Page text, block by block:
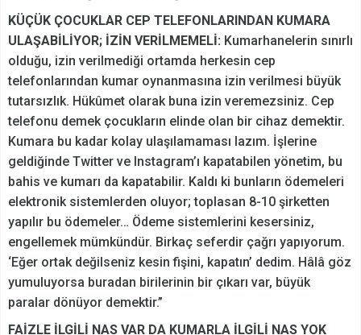
KÜÇÜK ÇOCUKLAR CEP TELEFONLARINDAN KUMARA
ULAŞABİLİYOR; İZİN VERİLMEMELİ: Kumarhanelerin sınırlı
olduğu, izin verilmediği ortamda herkesin cep
telefonlarından kumar oynanmasına izin verilmesi büyük
tutarsızlık. Hükûmet olarak buna izin veremezsiniz. Cep
telefonu demek çocukların elinde olan bir cihaz demektir.
Kumara bu kadar kolay ulaşılamaması lazım. İşlerine
geldiğinde Twitter ve Instagram’ı kapatabilen yönetim, bu
bahis ve kumarı da kapatabilir. Kaldı ki bunların ödemeleri
elektronik sistemlerden oluyor; toplasan 8-10 şirketten
yapılır bu ödemeler… Ödeme sistemlerini kesersiniz,
engellemek mümkündür. Birkaç seferdir çağrı yapıyorum.
‘Eğer ortak değilseniz kesin fişini, kapatın’ dedim. Hâlâ göz
yumuluyorsa buradan birilerinin bir çıkarı var, büyük
paralar dönüyor demektir.”
FAİZLE İLGİLİ NAS VAR DA KUMARLA İLGİLİ NAS YOK